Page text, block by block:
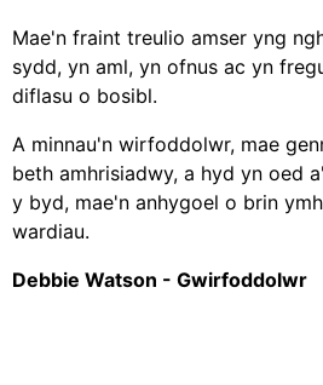
Mae'n fraint treulio amser yng
sydd, yn aml, yn ofnus ac yn
diflasu o bosibl.
A minnau'n wirfoddolwr, mae
beth amhrisiadwy, a hyd yn oed
y byd, mae'n anhygoel o brin
wardiau.
Debbie Watson - Gwirfoddolwr